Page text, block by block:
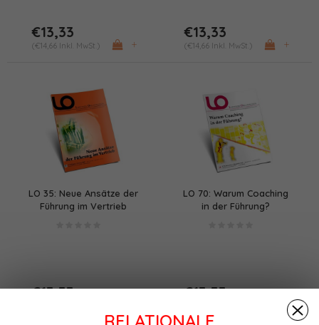
RELATIONALE
€13,33
(€14,66 Inkl. MwSt.) +
€13,33
(€14,66 Inkl. MwSt.) +
LO 35: Neue Ansätze der
Führung im Vertrieb
€13,33
LO 70: Warum Coaching
in der Führung?
€13,33
+